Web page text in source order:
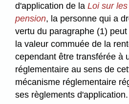
d'application de laLoi sur
pension, la personne qui a
vertu du paragraphe (1)
la valeur commuée de la
cependant être transférée à
réglementaire au sens de
mécanisme réglementaire
ses règlements d'application.